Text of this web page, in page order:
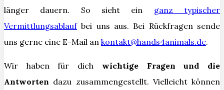
länger dauern. So sieht ein ganz typischer
Vermittlungsablaufbei uns aus. Bei Rückfragen sende
uns gerne eine E-Mail an kontakt@hands4animals.de.
Wir haben für dich wichtige Fragen und die
Antworten dazu zusammengestellt. Vielleicht können